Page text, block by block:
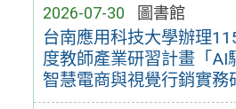
2026-07-30 圖書館
台南應用科技大學辦理
度教師產業研習計畫「AI
智慧電商與視覺行銷實務